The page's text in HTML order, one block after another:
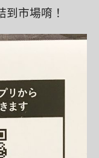
市場唷！